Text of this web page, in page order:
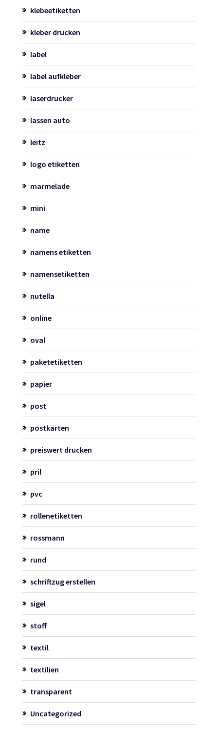
klebeetiketten
kleber drucken
label
label aufkleber
laserdrucker
lassen auto
leitz
logo etiketten
marmelade
mini
name
namens etiketten
namensetiketten
nutella
online
oval
paketetiketten
papier
post
postkarten
preiswert drucken
pril
pvc
rollenetiketten
rossmann
rund
schriftzug erstellen
sigel
stoff
textil
textilien
transparent
Uncategorized